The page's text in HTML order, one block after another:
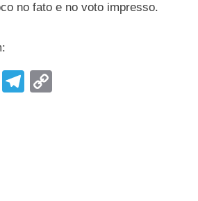
no fato e no voto impresso.
F
T